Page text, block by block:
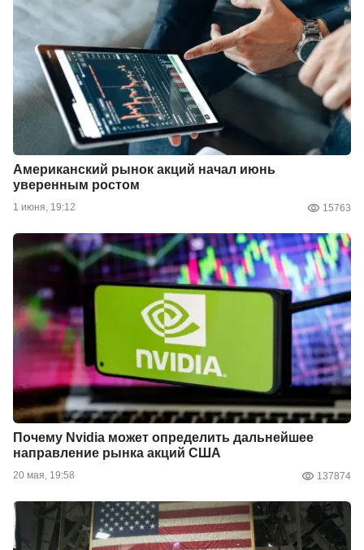
Американский рынок акций начал июнь
уверенным ростом
1 июня, 19:12 15763
Почему Nvidia может определить дальнейшее
направление рынка акций США
20 мая, 19:58 137874